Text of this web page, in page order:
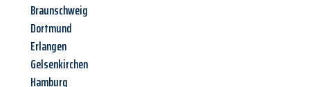
Braunschweig
Dortmund
Erlangen
Gelsenkirchen
Hamburg